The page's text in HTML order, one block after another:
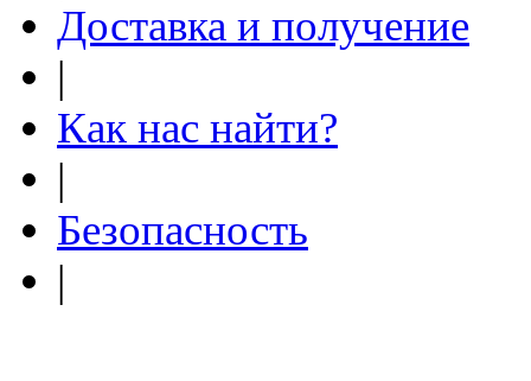
Доставка и получение
|
Как нас найти?
|
Безопасность
|